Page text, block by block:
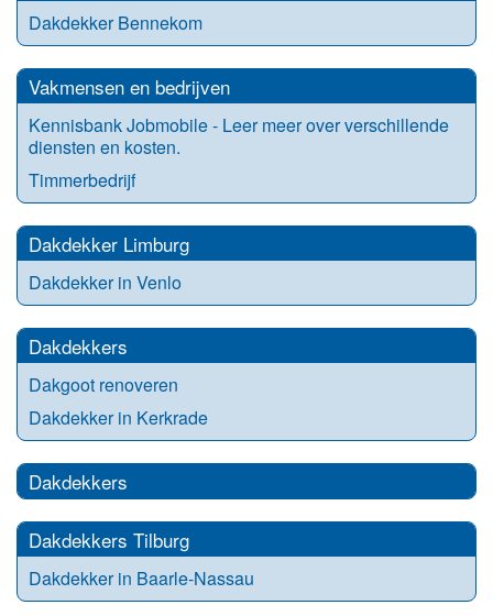
Dakdekker Bennekom
Vakmensen en bedrijven
Kennisbank Jobmobile - Leer meer over verschillende
diensten en kosten.
Timmerbedrijf
Dakdekker Limburg
Dakdekker in Venlo
Dakdekkers
Dakgoot renoveren
Dakdekker in Kerkrade
Dakdekkers
Dakdekkers Tilburg
Dakdekker in Baarle-Nassau